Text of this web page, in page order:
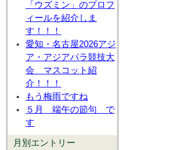
「ウズミン」のプロフ
ィールを紹介しま
す！！！
愛知・名古屋2026アジ
ア・アジアパラ競技大
会 マスコット紹
介！！！
もう梅雨ですね
５月 端午の節句 で
す
月別エントリー